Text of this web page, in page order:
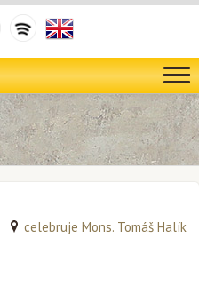
celebruje Mons. Tomáš Halík